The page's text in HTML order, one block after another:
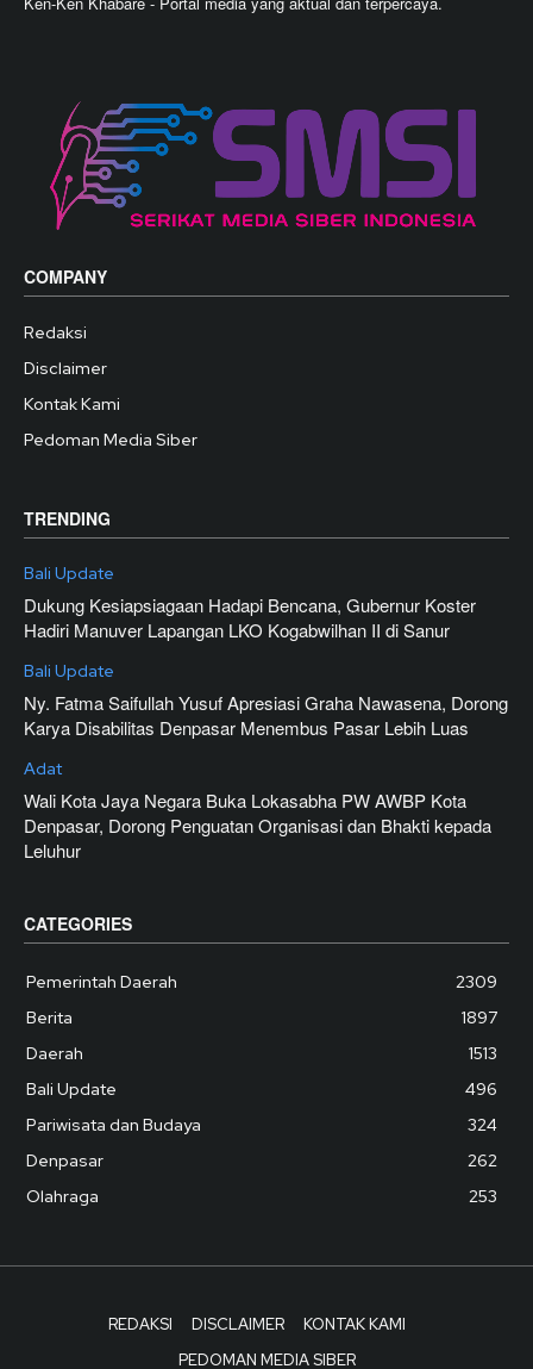
COMPANY
Redaksi
Disclaimer
Kontak Kami
Pedoman Media Siber
TRENDING
Bali Update
Dukung Kesiapsiagaan Hadapi Bencana, Gubernur Koster
Hadiri Manuver Lapangan LKO Kogabwilhan II di Sanur
Bali Update
Ny. Fatma Saifullah Yusuf Apresiasi Graha Nawasena, Dorong
Karya Disabilitas Denpasar Menembus Pasar Lebih Luas
Adat
Wali Kota Jaya Negara Buka Lokasabha PW AWBP Kota
Denpasar, Dorong Penguatan Organisasi dan Bhakti kepada
Leluhur
CATEGORIES
Pemerintah Daerah
2309
Berita
1897
Daerah
1513
Bali Update
496
Pariwisata dan Budaya
324
Denpasar
262
Olahraga
253
REDAKSI DISCLAIMER
KONTAK KAMI
PEDOMAN MEDIA SIBER